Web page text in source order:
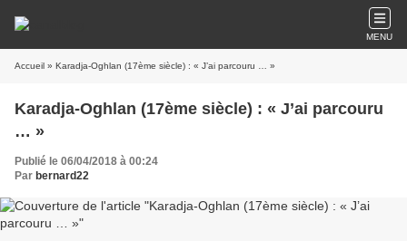
MENU
Accueil » Karadja-Oghlan (17ème siècle) : « J’ai parcouru … »
Karadja-Oghlan (17ème siècle) : « J’ai parcouru
… »
Publié le 06/04/2018 à 00:24
Par bernard22